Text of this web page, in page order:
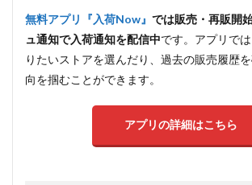
無料アプリ『入荷Now』 では販売・再販開
ュ通知で入荷通知を配信中です。アプリで
りたいストアを選んだり、過去の販売履歴
向を掴むことができます。
アプリの詳細はこちら